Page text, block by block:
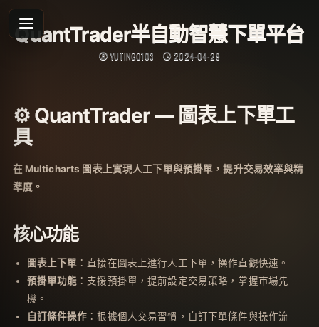
Skip
content
QuantTrader半自動智慧下單平台
YUTING0103 2024-04-29
⚙️ QuantTrader — 圖表上下單工
具
在 Multicharts 圖表上實現人工下單與預掛單，提升交易效率與精
準度。
核心功能
圖表上下單 ：直接在圖表上進行人工下單，操作直觀快速。
預掛單功能 ：支援預掛單，提前設定交易策略，掌握市場先
機。
自訂條件操作 ：根據個人交易習慣，自訂下單條件與操作流